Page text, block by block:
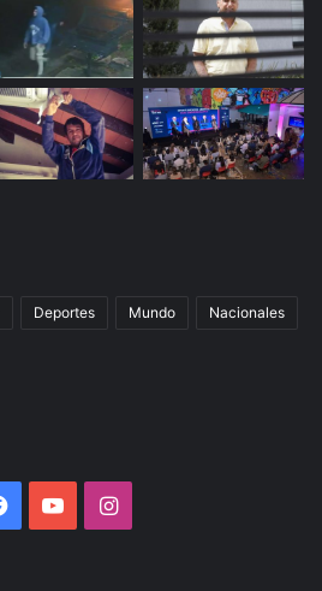
Deportes Mundo Nacionales
Facebook
YouTubeInstagram